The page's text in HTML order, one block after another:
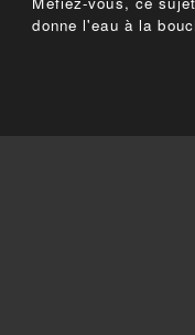
donne l'eau à la